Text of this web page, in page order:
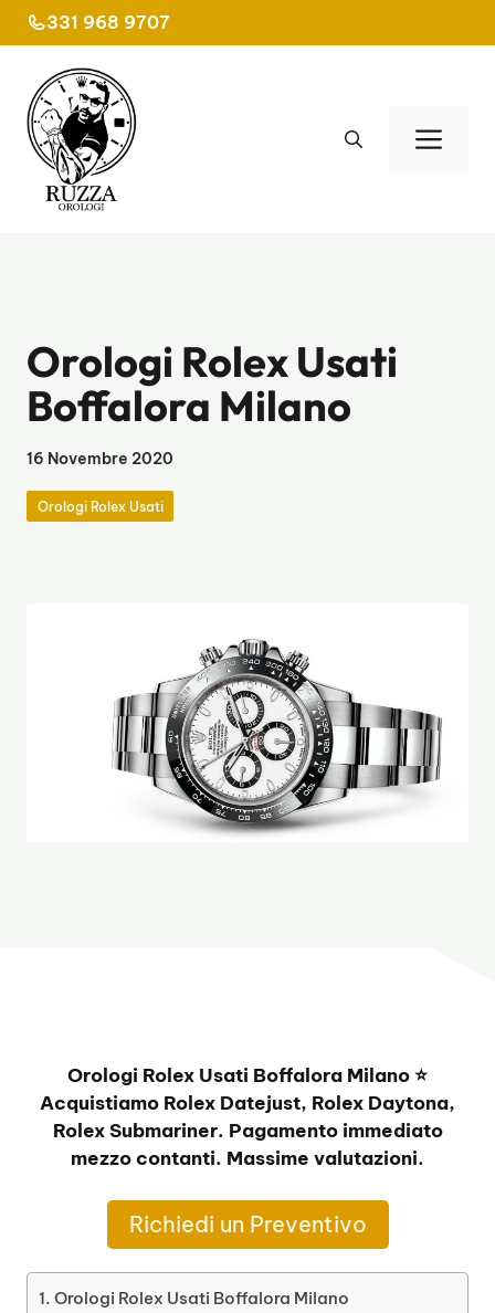
al
contenuto
331 968 9707
Orologi Rolex Usati
Boffalora Milano
16 Novembre 2020
Orologi Rolex Usati
Orologi Rolex Usati Boffalora Milano ⭐
Acquistiamo Rolex Datejust, Rolex Daytona,
Rolex Submariner. Pagamento immediato
mezzo contanti. Massime valutazioni.
Richiedi un Preventivo
Orologi Rolex Usati Boffalora Milano